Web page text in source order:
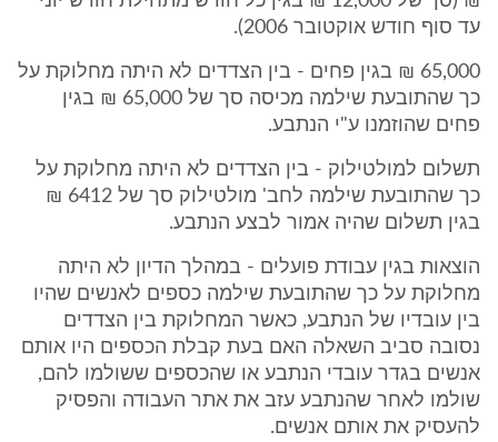
עד סוף חודש אוקטובר 2006).
65,000 ₪ בגין פחים - בין הצדדים לא היתה מחלוקת על
כך שהתובעת שילמה מכיסה סך של 65,000 ₪ בגין
פחים שהוזמנו ע"י הנתבע.
תשלום למולטילוק - בין הצדדים לא היתה מחלוקת על
כך שהתובעת שילמה לחב' מולטילוק סך של 6412 ₪
בגין תשלום שהיה אמור לבצע הנתבע.
הוצאות בגין עבודת פועלים - במהלך הדיון לא היתה
מחלוקת על כך שהתובעת שילמה כספים לאנשים שהיו
בין עובדיו של הנתבע, כאשר המחלוקת בין הצדדים
נסובה סביב השאלה האם בעת קבלת הכספים היו אותם
אנשים בגדר עובדי הנתבע או שהכספים ששולמו להם,
שולמו לאחר שהנתבע עזב את אתר העבודה והפסיק
להעסיק את אותם אנשים.